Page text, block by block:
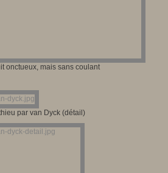
onctueux, mais sans coulant
par van Dyck (détail)